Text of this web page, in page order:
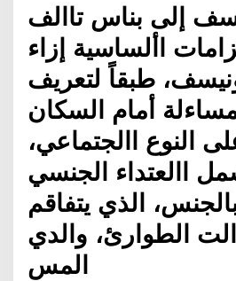
إلى بناس تاالف
األساسیة إزاء
طبقاً لتعريف
أمام السكان
النوع االجتماعي،
االعتداء الجنسي
الذي يتفاقم
الطوارئ، والدي
المس